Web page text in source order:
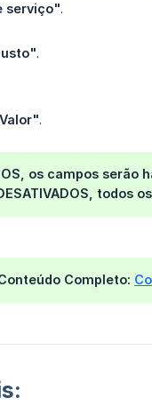
serviço".
.
.
, os campos serão
, todos
Completo: